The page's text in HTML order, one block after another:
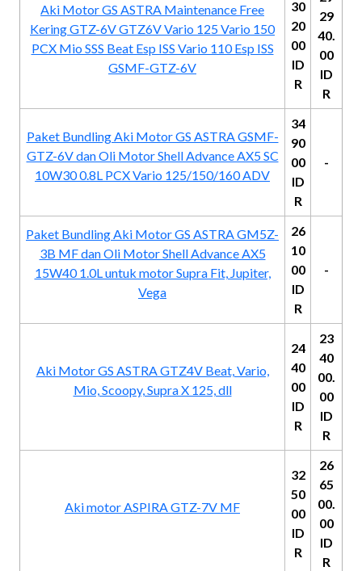
Aki Motor GS ASTRA Maintenance Free
Kering GTZ-6V GTZ6V Vario 125 Vario 150
PCX Mio SSS Beat Esp ISS Vario 110 Esp ISS
GSMF-GTZ-6V
30
20
00
ID
R
29
40.
00
ID
R
Paket Bundling Aki Motor GS ASTRA GSMF-
GTZ-6V dan Oli Motor Shell Advance AX5 SC
10W30 0.8L PCX Vario 125/150/160 ADV
34
90
00
ID
R
-
Paket Bundling Aki Motor GS ASTRA GM5Z-
3B MF dan Oli Motor Shell Advance AX5
15W40 1.0L untuk motor Supra Fit, Jupiter,
Vega
26
10
00
ID
R
-
Aki Motor GS ASTRA GTZ4V Beat, Vario,
Mio, Scoopy, Supra X 125, dll
24
40
00
ID
R
23
40
00.
00
ID
R
Aki motor ASPIRA GTZ-7V MF
32
50
00
ID
R
26
65
00.
00
ID
R